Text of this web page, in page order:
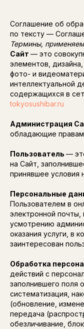
Соглашение об
по тексту —
Термины,
Сайт — это
элементов,
фото- и
интеллектуальной
содержащихся в
tokyosushibar.ru
Администрация
обладающие
Пользователь —
на Сайт,
принявшее условия
Персональные
Пользователем в
электронной
усмотрению
оказания услуги, в
заинтересован
Обработка
действий с
заполнившего поля
систематизация,
(обновление,
передача
обезличивание,